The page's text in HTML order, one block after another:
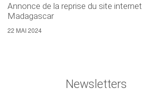
Annonce de la reprise du site
Madagascar
22 MAI 2024
Newsletters